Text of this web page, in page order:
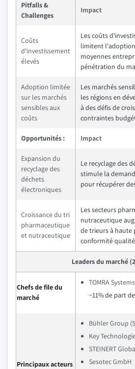
Pitfalls &
Challenges
Impact
Coûts
d'investissement
élevés
Les coûts
limitent
moyennes
pénétration du
Adoption limitée
sur les marchés
sensibles aux
coûts
Les marchés
les régions en
à des défis de
contraintes
Opportunités : Impact
Expansion du
recyclage des
déchets
électroniques
Le recyclage des
stimule la
pour récupérer
Croissance du tri
pharmaceutique
et nutraceutique
Les secteurs
nutraceutique
de trieurs à haute
conformité
Leaders du marché
Chefs de file du
marché
TOMRA
~11% de part
Principaux acteurs
Bühler Group
Key
STEINERT
Sesotec GmbH